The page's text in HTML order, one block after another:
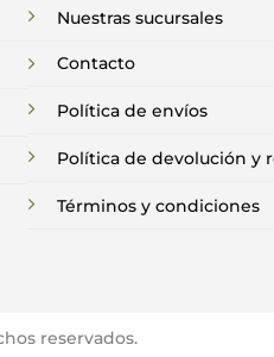
Nuestras sucursales
Contacto
Política de envíos
Política de devolución y
Términos y condiciones
reservados.